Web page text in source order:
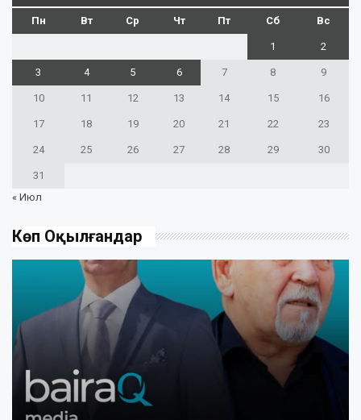
Пн Вт Ср Чт Пт Сб Вс
1 2
3 4 5 6 7 8 9
10 11 12 13 14 15 16
17 18 19 20 21 22 23
24 25 26 27 28 29 30
31
« Июл
Көп Оқылғандар